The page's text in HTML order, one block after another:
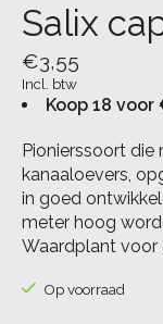
Salix
€3,55
Incl. btw
Koop 18 voor
Pionierssoort die
kanaaloevers,
in goed
meter hoog
Waardplant voor
Op voorraad